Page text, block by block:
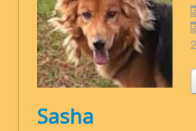
Sasha